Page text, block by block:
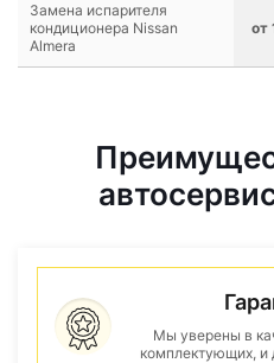
Замена испарителя
кондиционера Nissan
Almera
от
Мы уверены в
комплектующих, и